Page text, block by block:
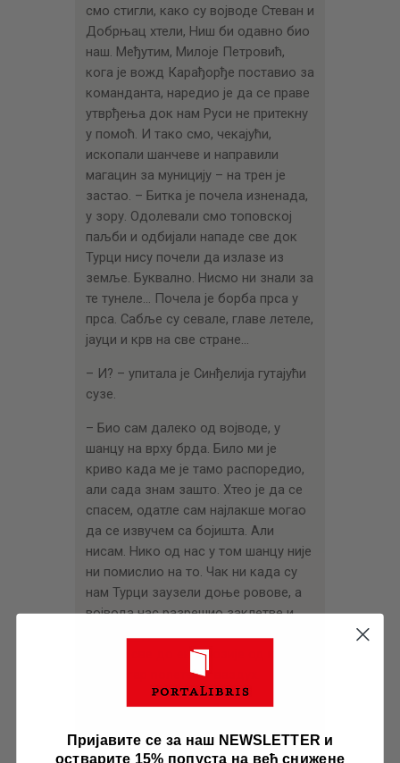
смо стигли, како су војводе Стеван и
Добрњац хтели, Ниш би одавно био
наш. Међутим, Милоје Петровић,
кога је вожд Карађорђе поставио за
команданта, наредио је да се праве
утврђења док нам Руси не притекну
у помоћ. И тако смо, чекајући,
ископали шанчеве и направили
магацин за муницију – на трен је
застао. – Битка је почела изненада,
у зору. Одолевали смо топовској
паљби и одбијали нападе све док
Турци нису почели да излазе из
земље. Буквално. Нисмо ни знали за
те тунеле… Почела је борба прса у
прса. Сабље су севале, главе летеле,
јауци и крв на све стране…
– И? – упитала је Синђелија гутајући
сузе.
– Био сам далеко од војводе, у
шанцу на врху брда. Било ми је
криво када ме је тамо распоредио,
али сада знам зашто. Хтео је да се
спасем, одатле сам најлакше могао
да се извучем са бојишта. Али
нисам. Нико од нас у том шанцу није
ни помислио на то. Чак ни када су
нам Турци заузели доње ровове, а
војвода нас разрешио заклетве и
смо се све до експлозије од које је
цео Чегар полетео у ваздух.
– Од турских топова?
– Не. Од нашег барута.
Пријавите се за наш NEWSLETTER и
остварите 15% попуста на већ снижене